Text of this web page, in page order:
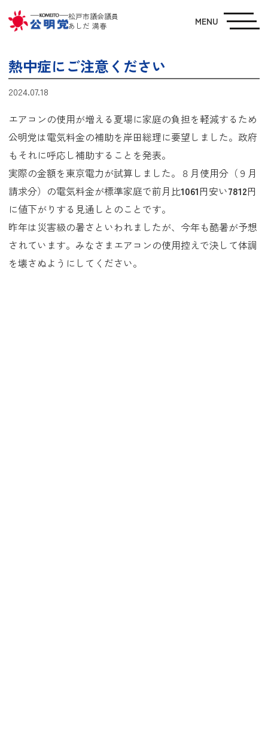
松戸市議会議員
あしだ 満春
MENU
熱中症にご注意ください
2024.07.18
エアコンの使用が増える夏場に家庭の負担を軽減するため
公明党は電気料金の補助を岸田総理に要望しました。政府
もそれに呼応し補助することを発表。
実際の金額を東京電力が試算しました。８月使用分（９月
請求分）の電気料金が標準家庭で前月比1061円安い7812円
に値下がりする見通しとのことです。
昨年は災害級の暑さといわれましたが、今年も酷暑が予想
されています。みなさまエアコンの使用控えで決して体調
を壊さぬようにしてください。